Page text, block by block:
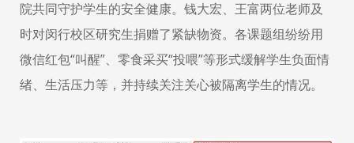
院共同守护学生的安全健康。钱大宏、王富两位老师及
时对闵行校区研究生捐赠了紧缺物资。各课题组纷纷用
微信红包“叫醒”、零食采买“投喂”等形式缓解学生负面情
绪、生活压力等，并持续关注关心被隔离学生的情况。